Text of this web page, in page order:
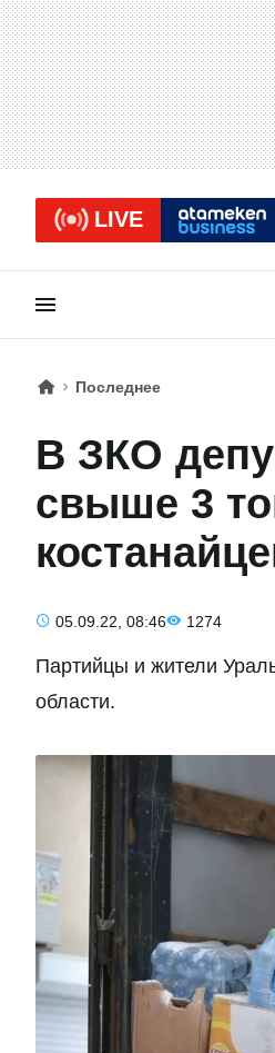
LIVE
Последнее
В ЗКО
свыше 3
05.09.22, 08:46 1274
Партийцы и жители
области.